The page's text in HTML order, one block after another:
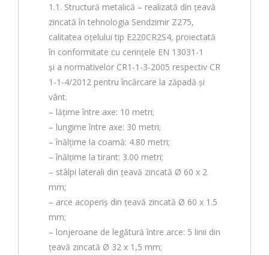
1.1. Structură metalică – realizată din țeavă
zincată în tehnologia Sendzimir Z275,
calitatea oțelului tip E220CR2S4, proiectată
în conformitate cu cerințele EN 13031-1
și a normativelor CR1-1-3-2005 respectiv CR
1-1-4/2012 pentru încărcare la zăpadă și
vânt.
– lățime între axe: 10 metri;
– lungime între axe: 30 metri;
– înălțime la coamă: 4.80 metri;
– înălțime la tirant: 3.00 metri;
– stâlpi laterali din țeavă zincată Ø 60 x 2
mm;
– arce acoperiș din țeavă zincată Ø 60 x 1.5
mm;
– lonjeroane de legătură între arce: 5 linii din
țeavă zincată Ø 32 x 1,5 mm;